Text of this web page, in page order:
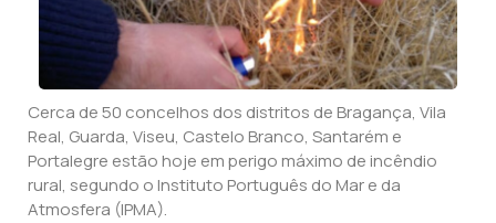
Cerca de 50 concelhos dos distritos de Bragança, Vila
Real, Guarda, Viseu, Castelo Branco, Santarém e
Portalegre estão hoje em perigo máximo de incêndio
rural, segundo o Instituto Português do Mar e da
Atmosfera (IPMA).